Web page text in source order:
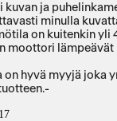
ja
minulla
on kuitenkin yli
moottori lämpeävät
on hyvä myyjä joka